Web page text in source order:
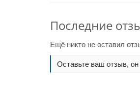
Последние
Ещё никто не оставил
Оставьте ваш отзыв,